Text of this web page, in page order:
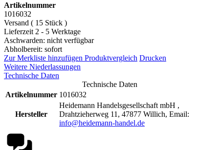
Artikelnummer
1016032
Versand ( 15 Stück )
Lieferzeit 2 - 5 Werktage
Aschwarden: nicht verfügbar
Abholbereit: sofort
Zur Merkliste hinzufügen Produktvergleich Drucken
Weitere Niederlassungen
Technische Daten
Technische Daten
Artikelnummer 1016032
Hersteller
Heidemann Handelsgesellschaft mbH ,
Drahtzieherweg 11, 47877 Willich, Email:
info@heidemann-handel.de